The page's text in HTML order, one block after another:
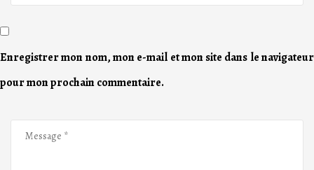
Enregistrer mon nom, mon e-mail et mon site dans le navigateur
pour mon prochain commentaire.